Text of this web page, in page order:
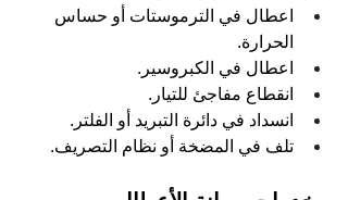
اعطال في الترموستات أو حساس
الحرارة.
اعطال في الكبروسير.
انقطاع مفاجئ للتيار.
انسداد في دائرة التبريد أو الفلتر.
تلف في المضخة أو نظام التصريف.